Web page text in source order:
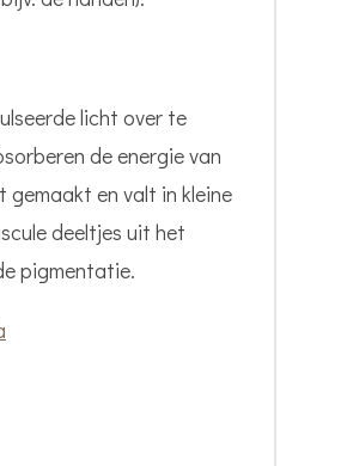
licht over te
de energie van
en valt in kleine
deeltjes uit het
pigmentatie.